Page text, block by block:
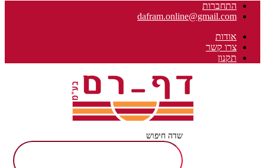
התחברות
dafram.online@gmail.com
אודות
צרו קשר
תקנון
שדה חיפוש